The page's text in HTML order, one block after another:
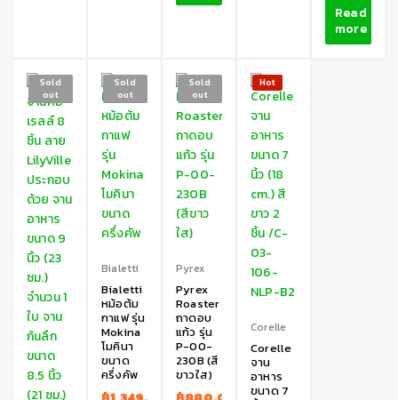
Read
more
Sold
out
Sold
out
Bialetti
Bialetti
หม้อต้ม
กาแฟ รุ่น
Mokina
โมคินา
ขนาด
ครึ่งคัพ
Sold
out
Pyrex
Pyrex
Roaster
ถาดอบ
แก้ว รุ่น
P-00-
230B (สี
ขาวใส)
Hot
Corelle
Corelle
จาน
อาหาร
ขนาด 7